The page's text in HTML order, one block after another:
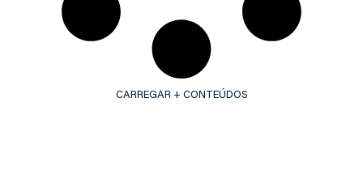
CARREGAR + CONTEÚDOS